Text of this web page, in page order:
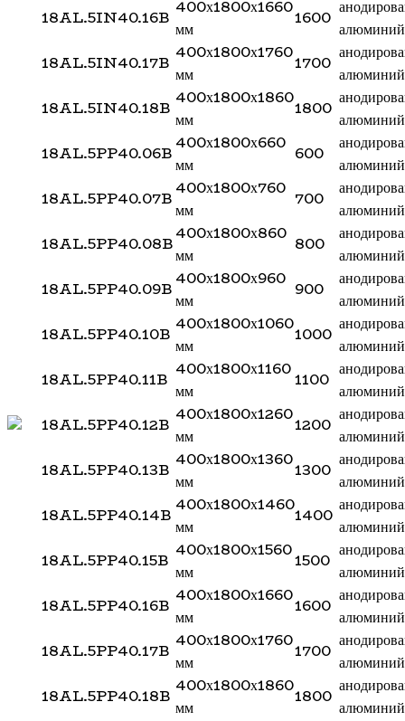
18AL.5IN40.16B 400х1800х1660
мм
1600
алюминий
18AL.5IN40.17B 400х1800х1760
мм
1700
алюминий
18AL.5IN40.18B 400х1800х1860
мм
1800
алюминий
18AL.5PP40.06B 400х1800х660
мм
600
алюминий
18AL.5PP40.07B 400х1800х760
мм
700
алюминий
18AL.5PP40.08B400х1800х860
мм
800
алюминий
18AL.5PP40.09B 400х1800х960
мм
900
алюминий
18AL.5PP40.10B 400х1800х1060
мм
1000
алюминий
18AL.5PP40.11B 400х1800х1160
мм
1100
алюминий
18AL.5PP40.12B 400х1800х1260
мм
1200
алюминий
18AL.5PP40.13B 400х1800х1360
мм
1300
алюминий
18AL.5PP40.14B 400х1800х1460
мм
1400
алюминий
18AL.5PP40.15B 400х1800х1560
мм
1500
алюминий
18AL.5PP40.16B 400х1800х1660
мм
1600
алюминий
18AL.5PP40.17B 400х1800х1760
мм
1700
алюминий
18AL.5PP40.18B 400х1800х1860
мм
1800
алюминий